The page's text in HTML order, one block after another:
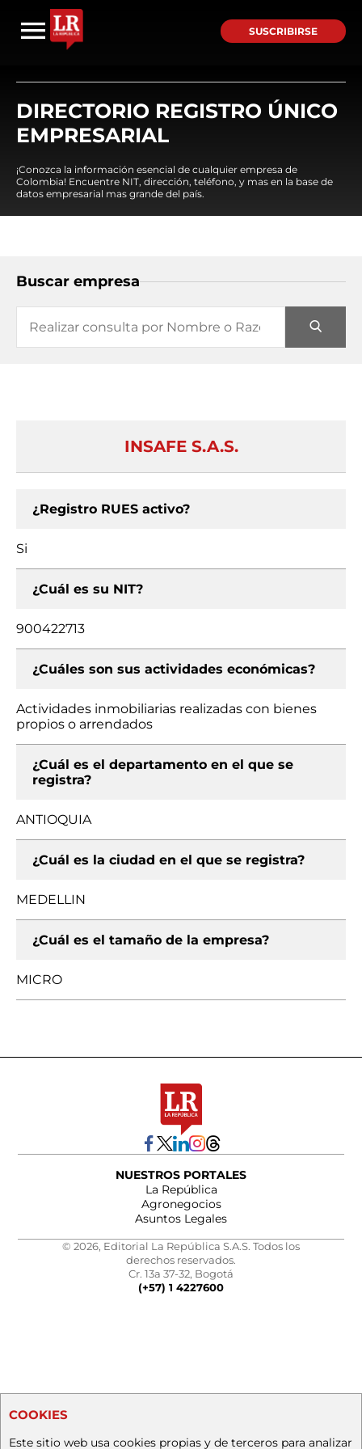
SUSCRIBIRSE
DIRECTORIO REGISTRO ÚNICO
EMPRESARIAL
¡Conozca la información esencial de cualquier empresa de
Colombia! Encuentre NIT, dirección, teléfono, y mas en la base de
datos empresarial mas grande del país.
Buscar empresa
INSAFE S.A.S.
¿Registro RUES activo?
Si
¿Cuál es su NIT?
900422713
¿Cuáles son sus actividades económicas?
Actividades inmobiliarias realizadas con bienes
propios o arrendados
¿Cuál es el departamento en el que se
registra?
ANTIOQUIA
¿Cuál es la ciudad en el que se registra?
MEDELLIN
¿Cuál es el tamaño de la empresa?
MICRO
NUESTROS PORTALES
La República
Agronegocios
Asuntos Legales
© 2026, Editorial La República S.A.S. Todos los
derechos reservados.
Cr. 13a 37-32, Bogotá
(+57) 1 4227600
COOKIES
Este sitio web usa cookies propias y de terceros para analizar